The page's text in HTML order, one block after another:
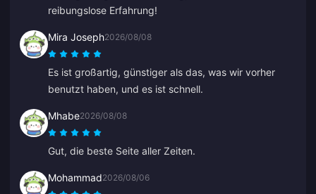
reibungslose Erfahrung!
Mira Joseph2026/08/08
Es ist großartig, günstiger als das, was wir vorher
benutzt haben, und es ist schnell.
Mhabe2026/08/08
Gut, die beste Seite aller Zeiten.
Mohammad2026/08/06